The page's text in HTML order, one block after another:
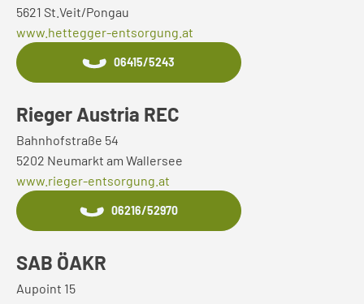
5621 St.Veit/Pongau
www.hettegger-entsorgung.at
06415/5243
Rieger Austria REC
Bahnhofstraße 54
5202 Neumarkt am Wallersee
www.rieger-entsorgung.at
06216/52970
SAB ÖAKR
Aupoint 15